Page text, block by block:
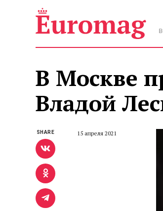
В Москве
Владой
15 апреля 2021
SHARE